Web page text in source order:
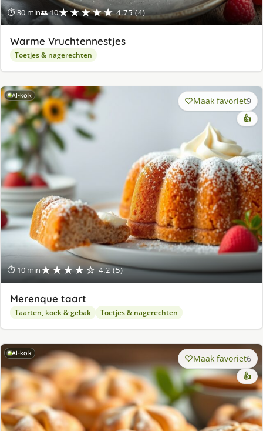
⏱ 30 min👥 10★★★★★ 4.75 (4)
Warme Vruchtennestjes
Toetjes & nagerechten
AI-kok
⏱ 10 min★★★★☆ 4.2 (5)
Maak favoriet9
👍
Merenque taart
Taarten, koek & gebak Toetjes & nagerechten
AI-kok Maak favoriet6
👍